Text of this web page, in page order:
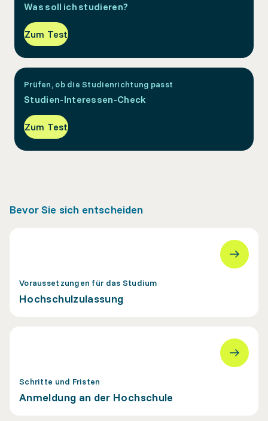
Was soll ich studieren?
Zum Test
Prüfen, ob die Studienrichtung passt
Studien-Interessen-Check
Zum Test
Bevor Sie sich entscheiden
Voraussetzungen für das Studium
Hochschulzulassung
Schritte und Fristen
Anmeldung an der Hochschule